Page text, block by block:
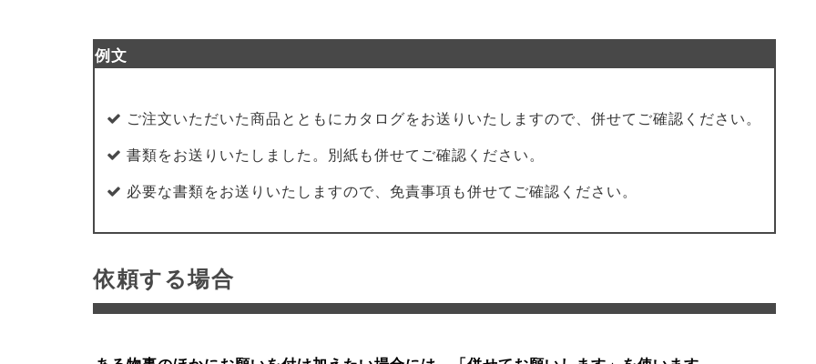
例文
ご注文いただいた商品とともにカタログをお送りいたしますので、併せてご確認ください。
書類をお送りいたしました。別紙も併せてご確認ください。
必要な書類をお送りいたしますので、免責事項も併せてご確認ください。
依頼する場合